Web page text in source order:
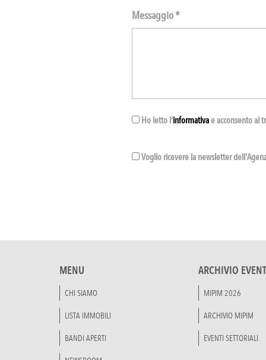
Messaggio *
Ho letto l'informativae acconsento al
Voglio ricevere la newsletter
MENU
CHI SIAMO
LISTA IMMOBILI
BANDI APERTI
ARCHIVIO
MIPIM 2026
ARCHIVIO MIPIM
EVENTI SETTORIALI